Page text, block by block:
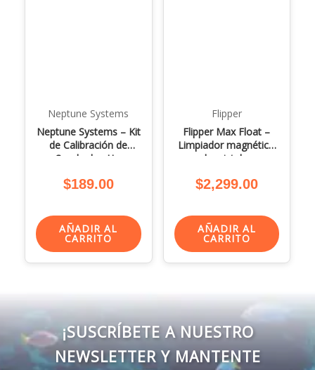
Neptune Systems
Neptune Systems – Kit
de Calibración de
Sonda de pH y
$189.00
AÑADIR AL
CARRITO
Flipper
Flipper Max Float –
Limpiador magnético
de cristales
$2,299.00
AÑADIR AL
CARRITO
¡SUSCRÍBETE A NUESTRO
NEWSLETTER Y MANTENTE